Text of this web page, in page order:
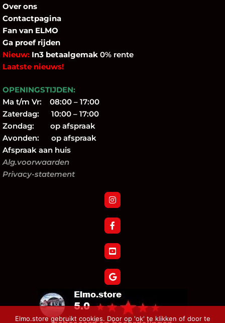
Over ons
Contactpagina
Fan van ELMO
Ga proef rijden
Nieuw: In3 betaalgemak 0% rente
Laatste nieuws!
OPENINGSTIJDEN:
Ma t/m Vr: 08:00 – 17:00
Zaterdag: 10:00 – 17:00
Zondag: op afspraak
Avonden: op afspraak
Afspraak aan huis
Alg.voorwaarden
Privacy-statement
Elmo.store gebruikt cookies. Door op 'ok' te klikken of door te